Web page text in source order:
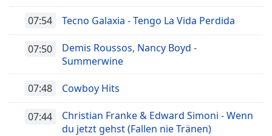
07:54 Tecno Galaxia - Tengo La Vida Perdida
07:50
Demis Roussos, Nancy Boyd -
Summerwine
07:48 Cowboy Hits
07:44
Christian Franke & Edward Simoni - Wenn
du jetzt gehst (Fallen nie Tränen)